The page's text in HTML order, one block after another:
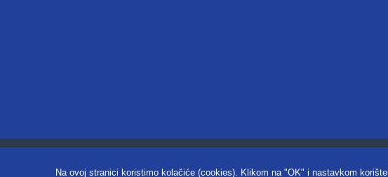
Na ovoj stranici koristimo kolačiće (cookies). Klikom na "OK" i nastavkom